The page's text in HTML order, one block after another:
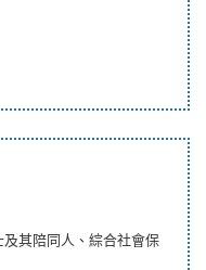
其陪同人、綜合社會保